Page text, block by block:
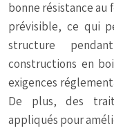
bonne résistance au
prévisible, ce qui
structure
constructions en
exigences
De plus, des
appliqués pour